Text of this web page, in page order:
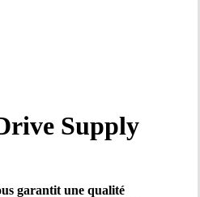
Supply
garantit une qualité